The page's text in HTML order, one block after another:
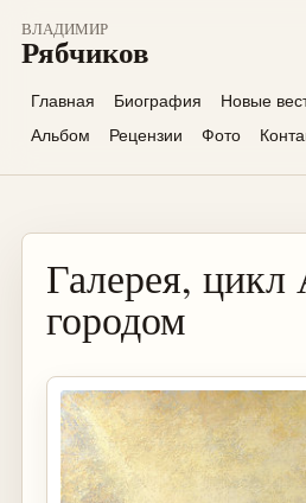
ВЛАДИМИР
Рябчиков
Главная Биография Новые
Альбом
Рецензии Фото
Галерея, цикл
городом